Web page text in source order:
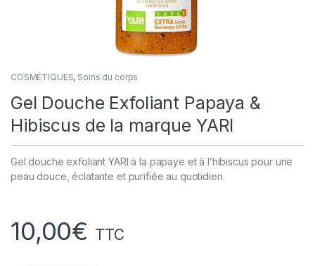
COSMÉTIQUES, Soins du corps
Gel Douche Exfoliant Papaya &
Hibiscus de la marque YARI
Gel douche exfoliant YARI à la papaye et à l’hibiscus pour une
peau douce, éclatante et purifiée au quotidien.
10,00€ TTC